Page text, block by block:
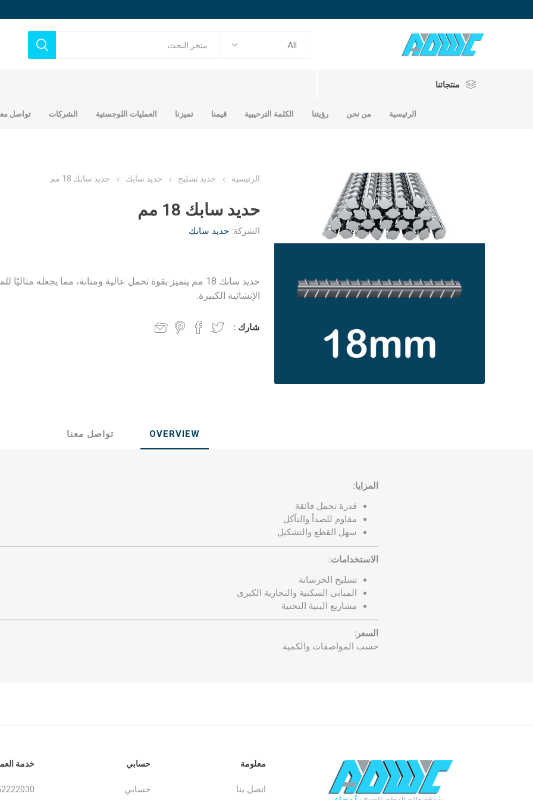
منتجاتنا
حديد مجدول جندال
حديد وطني
حديد الراجحي
حديد تجاري
الواح فلندي
الرئيسية من نحن رؤيتنا الكلمة الترحيبية قيمنا تميزنا العمليات اللوجستية الشركات
حديد سابك حديد الامارات حديد عماني جندال
تواصل
الرئيسية حديد تسليح حديد سابك حديد سابك 18 مم
حديد سابك 18 مم
الشركة: حديد سابك
حديد سابك 18 مم يتميز بقوة تحمل عالية ومتانة، مما يجعله مثاليًا
الإنشائية الكبيرة.
شارك :
OVERVIEW تواصل معنا
المزايا:
قدرة تحمل فائقة
مقاوم للصدأ والتآكل
سهل القطع والتشكيل
الاستخدامات:
تسليح الخرسانة
المباني السكنية والتجارية الكبرى
مشاريع البنية التحتية
السعر:
حسب المواصفات والكمية.
معلومة
اتصل بنا
حسابي
حسابي
خدمة